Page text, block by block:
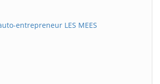
entrepreneur LES MEES